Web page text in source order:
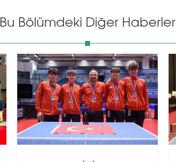
Bu Bölümdeki Diğer Haberler